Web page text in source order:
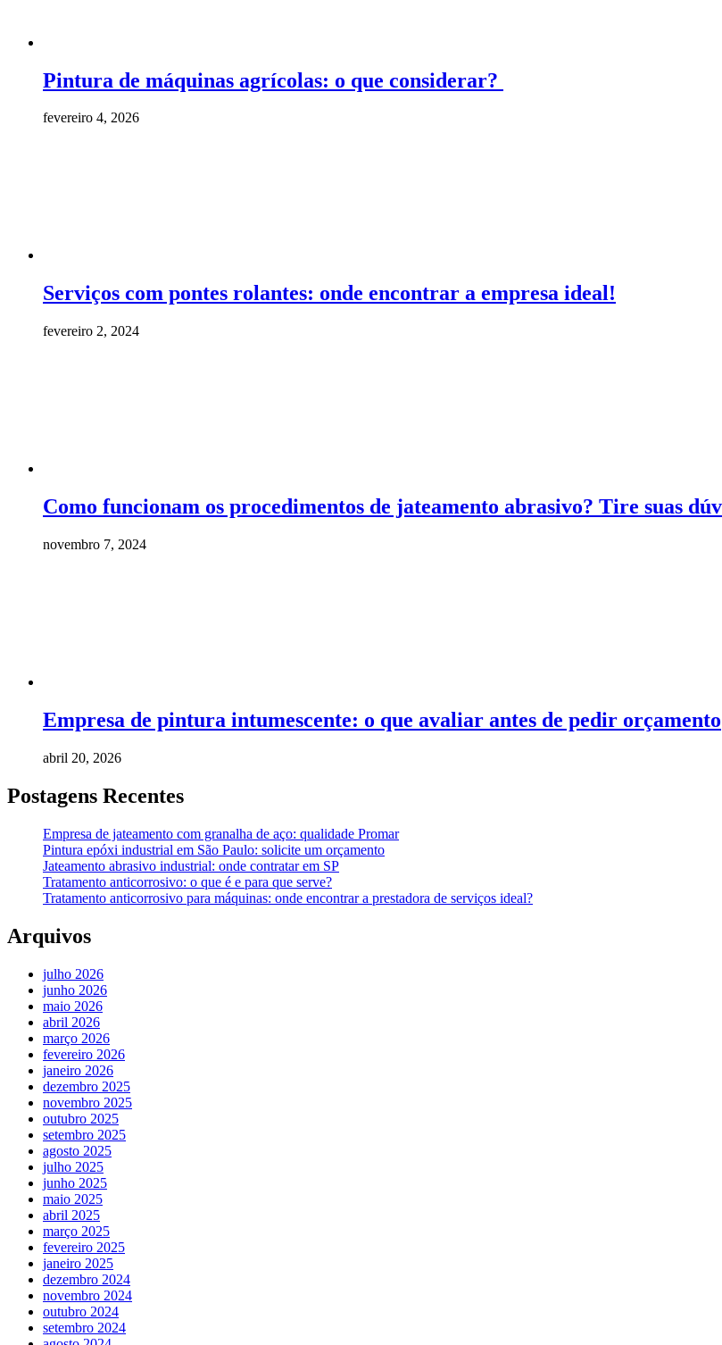
Pintura de máquinas agrícolas: o que considerar?
fevereiro 4, 2026
Serviços com pontes rolantes: onde encontrar a empresa ideal!
fevereiro 2, 2024
Como funcionam os procedimentos de jateamento abrasivo? Tire suas
novembro 7, 2024
Empresa de pintura intumescente: o que avaliar antes de pedir orçamento
abril 20, 2026
Postagens Recentes
Empresa de jateamento com granalha de aço: qualidade Promar
Pintura epóxi industrial em São Paulo: solicite um orçamento
Jateamento abrasivo industrial: onde contratar em SP
Tratamento anticorrosivo: o que é e para que serve?
Tratamento anticorrosivo para máquinas: onde encontrar a prestadora de serviços ideal?
Arquivos
julho 2026
junho 2026
maio 2026
abril 2026
março 2026
fevereiro 2026
janeiro 2026
dezembro 2025
novembro 2025
outubro 2025
setembro 2025
agosto 2025
julho 2025
junho 2025
maio 2025
abril 2025
março 2025
fevereiro 2025
janeiro 2025
dezembro 2024
novembro 2024
outubro 2024
setembro 2024